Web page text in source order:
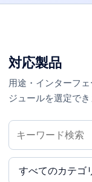
対応製品
用途・インターフ
ジュールを選定でき